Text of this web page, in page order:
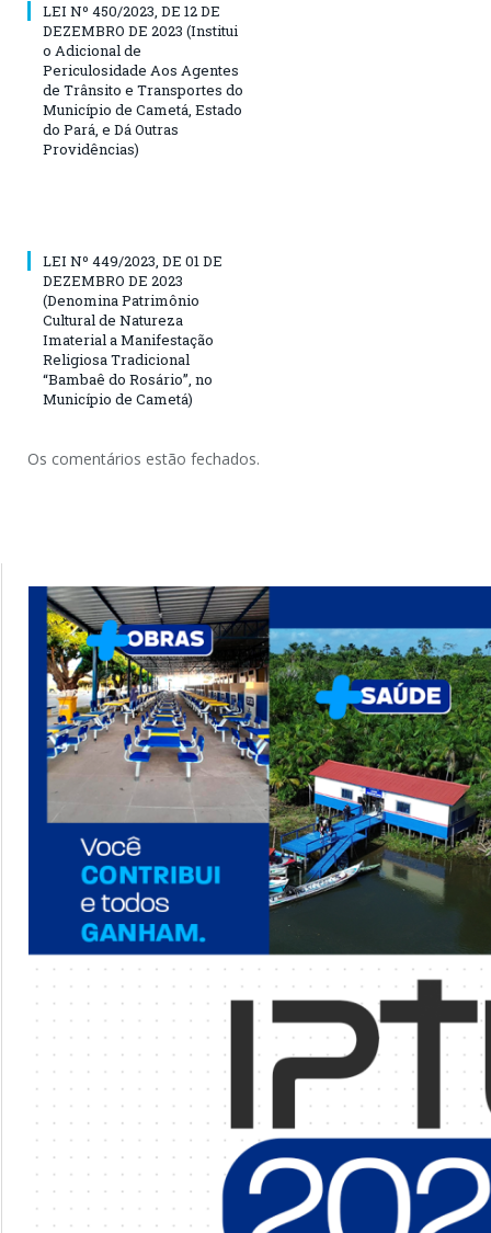
LEI Nº 450/2023, DE 12 DE
DEZEMBRO DE 2023 (Institui
o Adicional de
Periculosidade Aos Agentes
de Trânsito e Transportes do
Município de Cametá, Estado
do Pará, e Dá Outras
Providências)
LEI Nº 449/2023, DE 01 DE
DEZEMBRO DE 2023
(Denomina Patrimônio
Cultural de Natureza
Imaterial a Manifestação
Religiosa Tradicional
“Bambaê do Rosário”, no
Município de Cametá)
Os comentários estão fechados.